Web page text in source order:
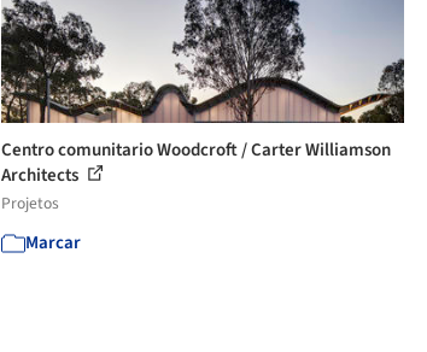
Centro comunitario Woodcroft / Carter Williamson
Architects
Projetos
Marcar